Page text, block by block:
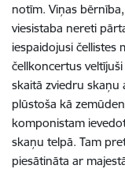
notīm. Viņas
viesistaba nereti
iespaidojusi čellistes
čellkoncertus
skaitā zviedru skaņu
plūstoša kā
komponistam
skaņu telpā. Tam
piesātināta ar